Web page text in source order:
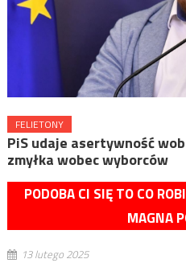
FELIETONY
PiS udaje asertywność
zmyłka wobec wyborców
PODOBA CI SIĘ TO CO
MAGNA
13 lutego 2025